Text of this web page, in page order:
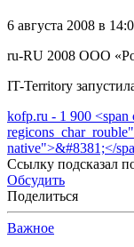
6 августа 2008 в
ru-RU 2008 ООО
IT-Territory
kofp.ru - 1 900 <span
native">&#8381;</
Ссылку подсказал
Обсудить
Поделиться
Важное